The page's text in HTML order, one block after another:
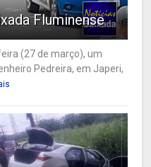
Fluminense
(27 de março), um
Pedreira, em Japeri,